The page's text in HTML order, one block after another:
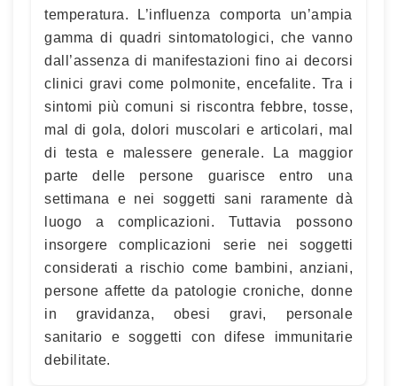
temperatura. L’influenza comporta un’ampia
gamma di quadri sintomatologici, che vanno
dall’assenza di manifestazioni fino ai decorsi
clinici gravi come polmonite, encefalite. Tra i
sintomi più comuni si riscontra febbre, tosse,
mal di gola, dolori muscolari e articolari, mal
di testa e malessere generale. La maggior
parte delle persone guarisce entro una
settimana e nei soggetti sani raramente dà
luogo a complicazioni. Tuttavia possono
insorgere complicazioni serie nei soggetti
considerati a rischio come bambini, anziani,
persone affette da patologie croniche, donne
in gravidanza, obesi gravi, personale
sanitario e soggetti con difese immunitarie
debilitate.